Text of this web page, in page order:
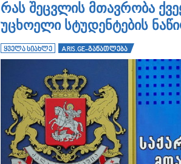
რას შეცვლის მთავრობა
უცხოელი სტუდენტების
ყველა სიახლე ARIS.GE-განათლება